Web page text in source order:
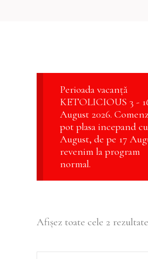
Perioada vacanță
KETOLICIOUS 3 -
August 2026.
pot plasa incepand
August, de pe 17
revenim la program
normal.
Afișez toate cele 2 rezultate